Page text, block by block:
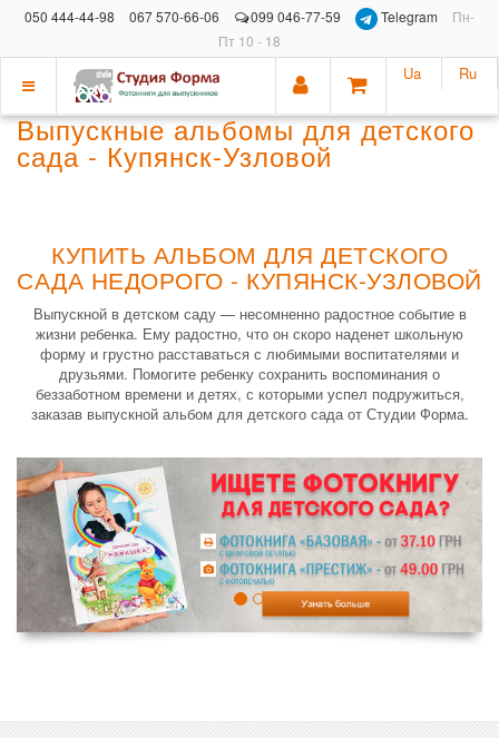
050 444-44-98 067 570-66-06 099 046-77-59 Telegram
Пн-
Пт 10 - 18
Показать
меню
Ua Ru
Выпускные альбомы для детского
сада - Купянск-Узловой
КУПИТЬ АЛЬБОМ ДЛЯ ДЕТСКОГО
САДА НЕДОРОГО - КУПЯНСК-УЗЛОВОЙ
Выпускной в детском саду — несомненно радостное событие в
жизни ребенка. Ему радостно, что он скоро наденет школьную
форму и грустно расставаться с любимыми воспитателями и
друзьями. Помогите ребенку сохранить воспоминания о
беззаботном времени и детях, с которыми успел подружиться,
заказав выпускной альбом для детского сада от Студии Форма.